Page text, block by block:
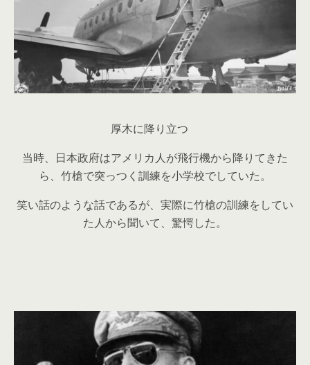
厚木に降り立つ
当時、日本政府はアメリカ人が飛行機から降りてきた
ら、竹槍で突っつく訓練を小学校でしていた。
笑い話のような話であるが、実際に竹槍の訓練をしてい
た人から聞いて、驚愕した。